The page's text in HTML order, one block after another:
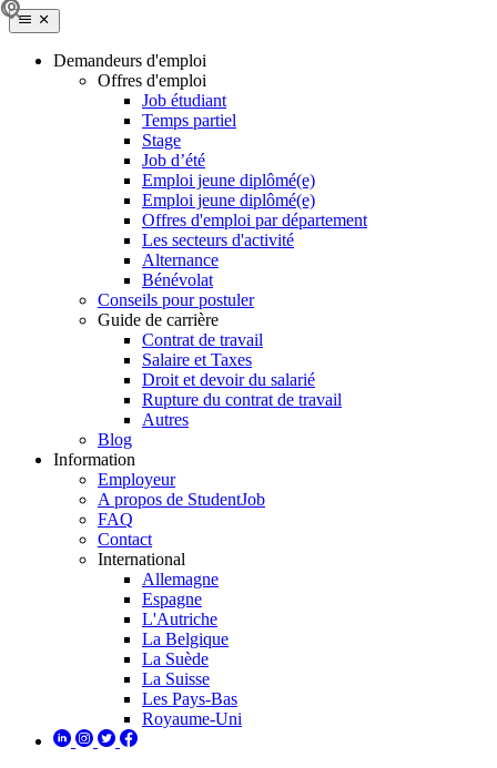
Demandeurs d'emploi
Offres d'emploi
Job étudiant
Temps partiel
Stage
Job d’été
Emploi jeune diplômé(e)
Emploi jeune diplômé(e)
Offres d'emploi par département
Les secteurs d'activité
Alternance
Bénévolat
Conseils pour postuler
Guide de carrière
Contrat de travail
Salaire et Taxes
Droit et devoir du salarié
Rupture du contrat de travail
Autres
Blog
Information
Employeur
A propos de StudentJob
FAQ
Contact
International
Allemagne
Espagne
L'Autriche
La Belgique
La Suède
La Suisse
Les Pays-Bas
Royaume-Uni